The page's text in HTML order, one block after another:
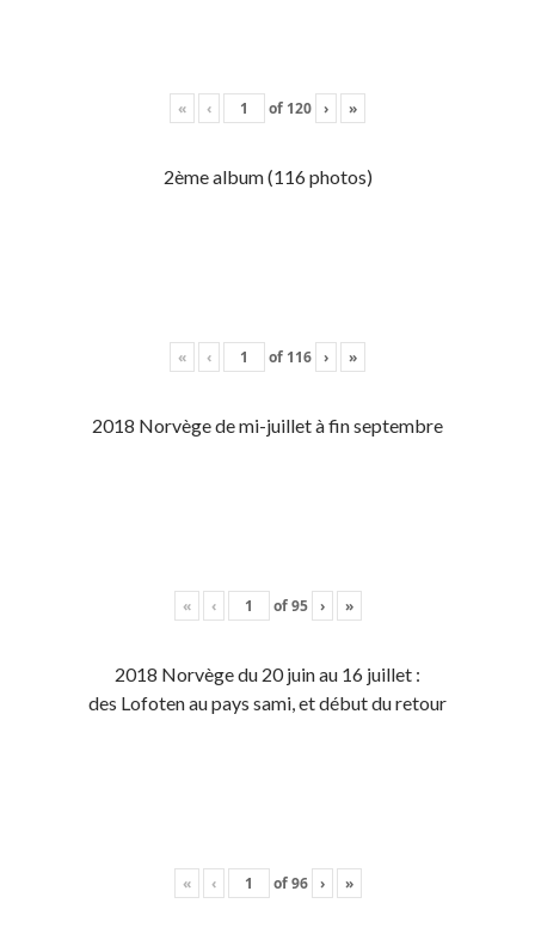
« ‹ of 120 › »
2ème album (116 photos)
« ‹ of 116 › »
2018 Norvège de mi-juillet à fin septembre
« ‹ of95 › »
2018 Norvège du 20 juin au 16 juillet :
des Lofoten au pays sami, et début du retour
« ‹ of96 › »